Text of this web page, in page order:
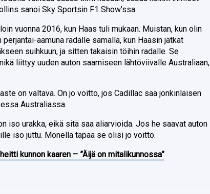
sanoi Sky Sportsin F1 Show’ssa.
vuonna 2016, kun Haas tuli mukaan. Muistan, kun olin
aamuna radalle samalla, kun Haasin jätkät
suihkuun, ja sitten takaisin töihin radalle. Se
liittyy uuden auton saamiseen lähtöviivalle Australiaan,
on valtava. On jo voitto, jos Cadillac saa jonkinlaisen
Australiassa.
iso urakka, eikä sitä saa aliarvioida. Jos he saavat auton
iso juttu. Monella tapaa se olisi jo voitto.
kunnon kaaren – ”Äijä on mitalikunnossa”